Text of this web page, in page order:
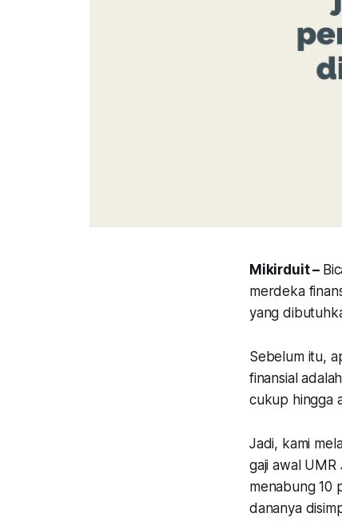
Mikirduit –
merdeka
yang
Sebelum itu,
finansial
cukup hingga
Jadi, kami
gaji awal
menabung 10
dananya